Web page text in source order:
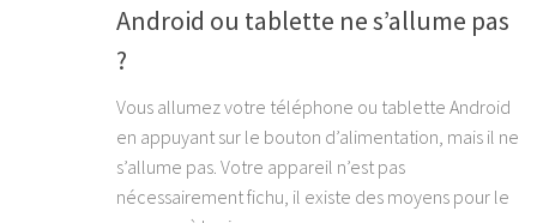
Android ou tablette ne s’allume pas
?
Vous allumez votre téléphone ou tablette Android
en appuyant sur le bouton d’alimentation, mais il ne
s’allume pas. Votre appareil n’est pas
nécessairement fichu, il existe des moyens pour le